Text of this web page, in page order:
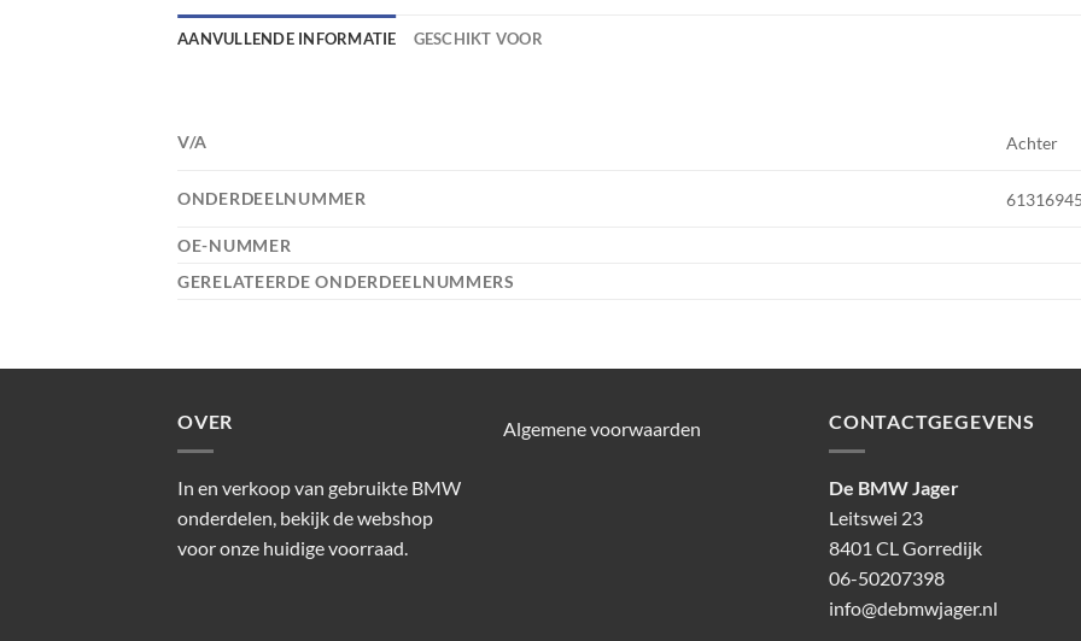
AANVULLENDE INFORMATIE GESCHIKT VOOR
V/A Achter
ONDERDEELNUMMER
OE-NUMMER
GERELATEERDE ONDERDEELNUMMERS
OVER
In en verkoop van gebruikte BMW
onderdelen, bekijk de webshop
voor onze huidige voorraad.
Algemene voorwaarden CONTACTGEGEVENS
De BMW Jager
Leitswei 23
8401 CL Gorredijk
06-50207398
info@debmwjager.nl